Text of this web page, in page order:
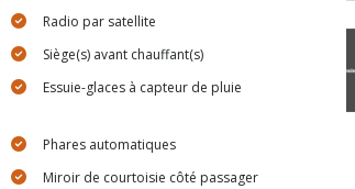
Radio par satellite
Siège(s) avant chauffant(s)
Essuie-glaces à capteur de pluie
Phares automatiques
Miroir de courtoisie côté passager